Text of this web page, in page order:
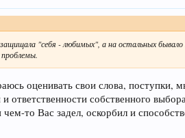
"себя - любимых", а на остальных бывало
оценивать свои слова, поступки,
ответственности собственного
то Вас задел, оскорбил и